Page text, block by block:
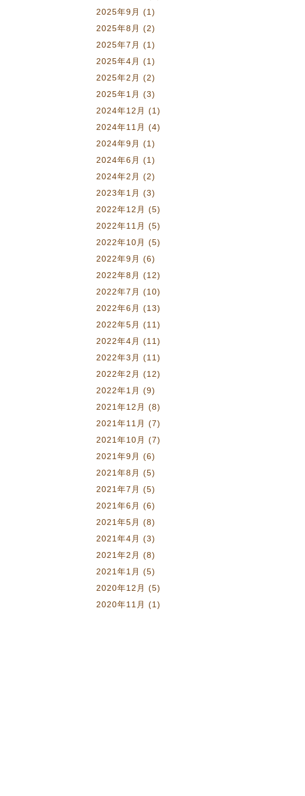
2025年9月 (1)
2025年8月 (2)
2025年7月 (1)
2025年4月 (1)
2025年2月 (2)
2025年1月 (3)
2024年12月 (1)
2024年11月 (4)
2024年9月 (1)
2024年6月 (1)
2024年2月 (2)
2023年1月 (3)
2022年12月 (5)
2022年11月 (5)
2022年10月 (5)
2022年9月 (6)
2022年8月 (12)
2022年7月 (10)
2022年6月 (13)
2022年5月 (11)
2022年4月 (11)
2022年3月 (11)
2022年2月 (12)
2022年1月 (9)
2021年12月 (8)
2021年11月 (7)
2021年10月 (7)
2021年9月 (6)
2021年8月 (5)
2021年7月 (5)
2021年6月 (6)
2021年5月 (8)
2021年4月 (3)
2021年2月 (8)
2021年1月 (5)
2020年12月 (5)
2020年11月 (1)